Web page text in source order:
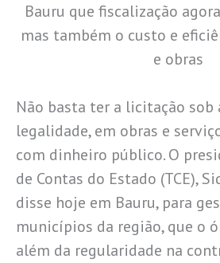
Bauru que fiscalização
mas também o custo e
e obras
Não basta ter a licitação sob
legalidade, em obras e
com dinheiro público. O
de Contas do Estado (TCE),
disse hoje em Bauru, para
municípios da região, que o
além da regularidade na